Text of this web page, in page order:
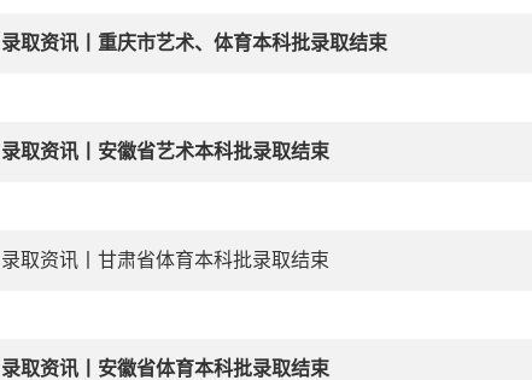
录取资讯丨重庆市艺术、体育本科批录取结束
录取资讯丨安徽省艺术本科批录取结束
录取资讯丨甘肃省体育本科批录取结束
录取资讯丨安徽省体育本科批录取结束